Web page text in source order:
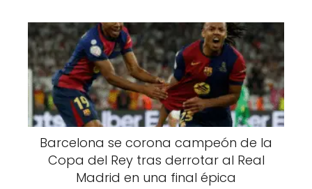
Barcelona se corona campeón de la
Copa del Rey tras derrotar al Real
Madrid en una final épica